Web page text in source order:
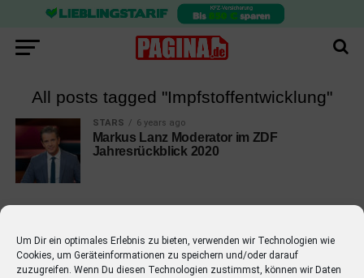
Um Dir ein optimales Erlebnis zu bieten, verwenden wir Technologien wie
Cookies, um Geräteinformationen zu speichern und/oder darauf
zuzugreifen. Wenn Du diesen Technologien zustimmst, können wir Daten
All posts tagged "Impfstoffentwicklung"
STARS 6 years ago
Markus Lanz Moderator im ZDF
Jahresrückblick 2020
EMPFOHLEN